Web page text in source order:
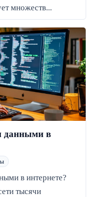
множеств...
данными в
в интернете?
тысячи